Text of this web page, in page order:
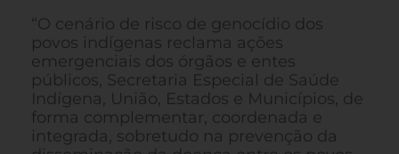
“O cenário de risco de genocídio dos
povos indígenas reclama ações
emergenciais dos órgãos e entes
públicos, Secretaria Especial de Saúde
Indígena, União, Estados e Municípios, de
forma complementar, coordenada e
integrada, sobretudo na prevenção da